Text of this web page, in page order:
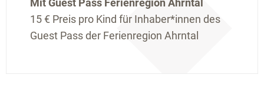
Mit Guest Pass Ferienregion Ahrntal
15 € Preis pro Kind für Inhaber*innen des
Guest Pass der Ferienregion Ahrntal